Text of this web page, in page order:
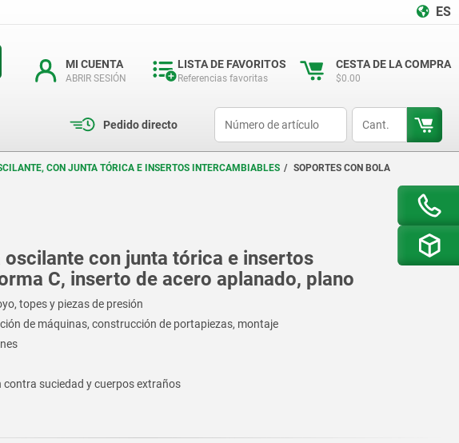
ES
MI CUENTA
ABRIR SESIÓN
LISTA DE FAVORITOS
Referencias favoritas
CESTA DE LA COMPRA
$0.00
Pedido directo
CON JUNTA TÓRICA E INSERTOS INTERCAMBIABLES
SOPORTES CON BOLA
con junta tórica e insertos
C, inserto de acero aplanado, plano
topes y piezas de presión
de máquinas, construcción de portapiezas, montaje
suciedad y cuerpos extraños